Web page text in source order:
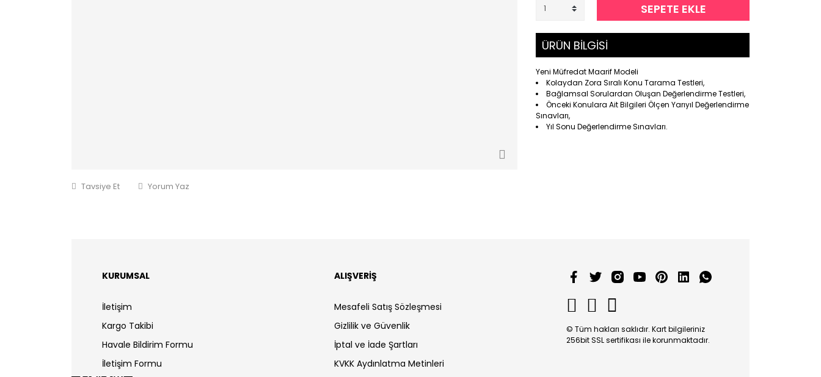
Tavsiye Et Yorum Yaz
SEPETE EKLE
ÜRÜN BİLGİSİ
Yeni Müfredat Maarif Modeli
Kolaydan Zora Sıralı Konu Tarama Testleri,
Bağlamsal Sorulardan Oluşan Değerlendirme Testleri,
Önceki Konulara Ait Bilgileri Ölçen Yarıyıl Değerlendirme
Sınavları,
Yıl Sonu Değerlendirme Sınavları.
KURUMSAL
İletişim
Kargo Takibi
Havale Bildirim Formu
İletişim Formu
ALIŞVERİŞ
Mesafeli Satış Sözleşmesi
Gizlilik ve Güvenlik
İptal ve İade Şartları
KVKK Aydınlatma Metinleri
© Tüm hakları saklıdır. Kart bilgileriniz
256bit SSL sertifikası ile korunmaktadır.